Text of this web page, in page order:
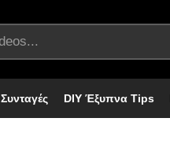
Συνταγές DIY Έξυπνα Tips